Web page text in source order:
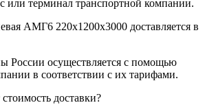
или терминал транспортной компании.
АМГ6 220х1200х3000 доставляется в
России осуществляется с помощью
в соответствии с их тарифами.
доставки?